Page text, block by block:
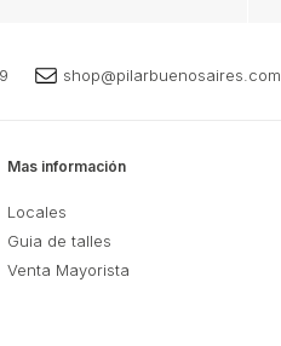
shop@pilarbuenosaires.com
Mas información
Locales
Guia de talles
Venta Mayorista